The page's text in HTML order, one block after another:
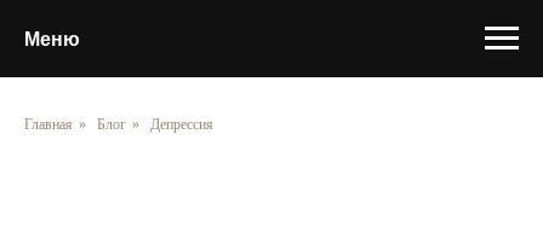
Меню
Главная » Блог » Депрессия